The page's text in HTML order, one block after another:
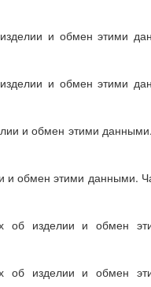
и обмен этими
и обмен этими
и обмен этими
и обмен этими данными.
об изделии и обмен
об изделии и обмен